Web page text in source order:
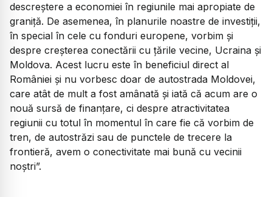
descreștere a economiei în regiunile mai apropiate de
graniță. De asemenea, în planurile noastre de investiții,
în special în cele cu fonduri europene, vorbim și
despre creșterea conectării cu țările vecine, Ucraina și
Moldova. Acest lucru este în beneficiul direct al
României și nu vorbesc doar de autostrada Moldovei,
care atât de mult a fost amânată și iată că acum are o
nouă sursă de finanțare, ci despre atractivitatea
regiunii cu totul în momentul în care fie că vorbim de
tren, de autostrăzi sau de punctele de trecere la
frontieră, avem o conectivitate mai bună cu vecinii
noștri”.